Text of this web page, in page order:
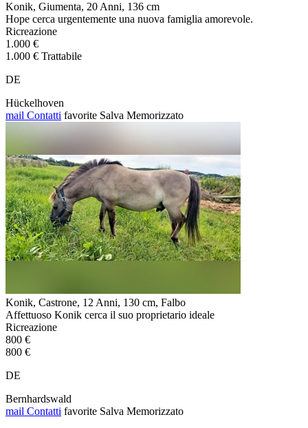
Konik, Giumenta, 20 Anni, 136 cm
Hope cerca urgentemente una nuova famiglia amorevole.
Ricreazione
1.000 €
1.000 € Trattabile
DE
Hückelhoven
mail Contatti favorite Salva Memorizzato
Konik, Castrone, 12 Anni, 130 cm, Falbo
Affettuoso Konik cerca il suo proprietario ideale
Ricreazione
800 €
800 €
DE
Bernhardswald
mail Contatti favorite Salva Memorizzato